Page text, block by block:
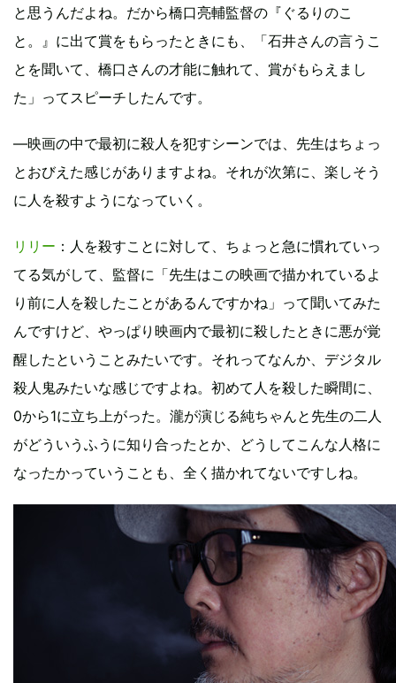
と思うんだよね。だから橋口亮輔監督の『ぐるりのこ
と。』に出て賞をもらったときにも、「石井さんの言うこ
とを聞いて、橋口さんの才能に触れて、賞がもらえまし
た」ってスピーチしたんです。
―映画の中で最初に殺人を犯すシーンでは、先生はちょっ
とおびえた感じがありますよね。それが次第に、楽しそう
に人を殺すようになっていく。
リリー ：人を殺すことに対して、ちょっと急に慣れていっ
てる気がして、監督に「先生はこの映画で描かれているよ
り前に人を殺したことがあるんですかね」って聞いてみた
んですけど、やっぱり映画内で最初に殺したときに悪が覚
醒したということみたいです。それってなんか、デジタル
殺人鬼みたいな感じですよね。初めて人を殺した瞬間に、
0から1に立ち上がった。瀧が演じる純ちゃんと先生の二人
がどういうふうに知り合ったとか、どうしてこんな人格に
なったかっていうことも、全く描かれてないですしね。